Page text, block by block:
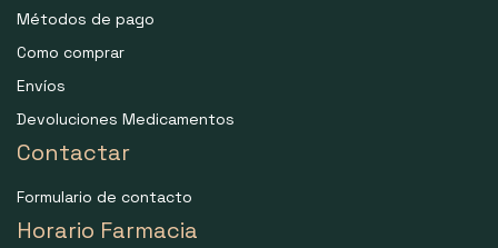
Métodos de pago
Como comprar
Envíos
Devoluciones Medicamentos
Contactar
Formulario de contacto
Horario Farmacia